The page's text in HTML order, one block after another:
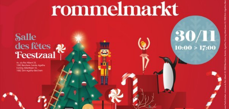
Cet événement est terminé. Retrouver d'autres
événements similaires ci-dessous ou dans notre annuaire.
PARTAGER SAUVEGARDER SIGNALER